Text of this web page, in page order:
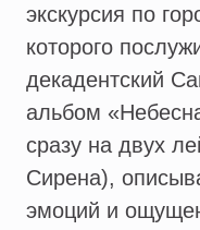
экскурсия по
которого
декадентский
альбом
сразу на двух
Сирена),
эмоций и